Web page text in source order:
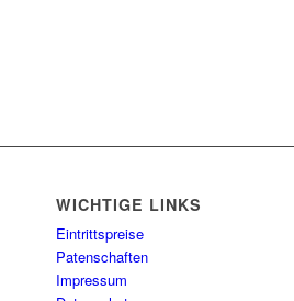
WICHTIGE LINKS
Eintrittspreise
Patenschaften
Impressum